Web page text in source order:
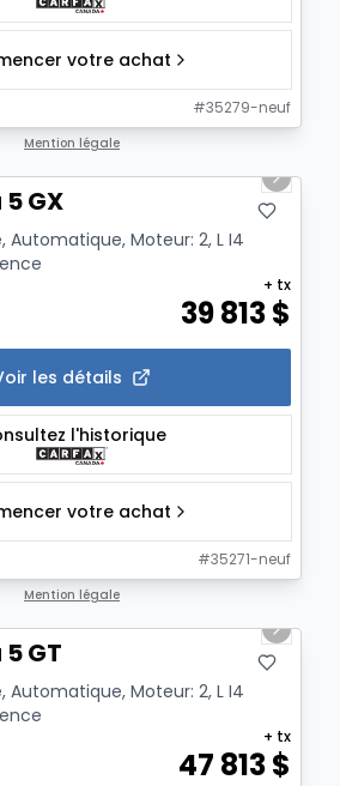
votre achat
#35279-neuf
Mention légale
Next
GX
Automatique, Moteur: 2, L I4
39 813$
+ tx
les détails
l'historique
votre achat
#35271-neuf
Mention légale
Next
GT
Automatique, Moteur: 2, L I4
47 813$
+ tx